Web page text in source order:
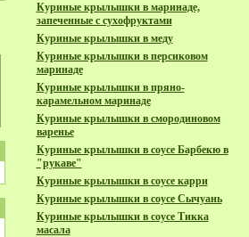
Куриные крылышки в маринаде,
запеченные с сухофруктами
Куриные крылышки в меду
Куриные крылышки в персиковом
маринаде
Куриные крылышки в пряно-
карамельном маринаде
Куриные крылышки в смородиновом
варенье
Куриные крылышки в соусе Барбекю в
"рукаве"
Куриные крылышки в соусе карри
Куриные крылышки в соусе Сычуань
Куриные крылышки в соусе Тикка
масала